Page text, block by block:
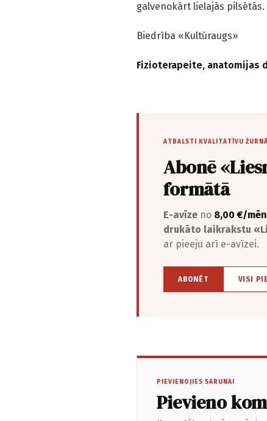
galvenokārt lielajās pilsētās.
Biedrība «Kultūraugs»
Fizioterapeite, anatomijas
ATBALSTI KVALITATĪVU
Abonē
formātā
E-avīze no 8,00 €/
drukāto laikrakstu
ar pieeju arī e-avīzei.
ABONĒT VISI
PIEVIENOJIES SARUNAI
Pievieno